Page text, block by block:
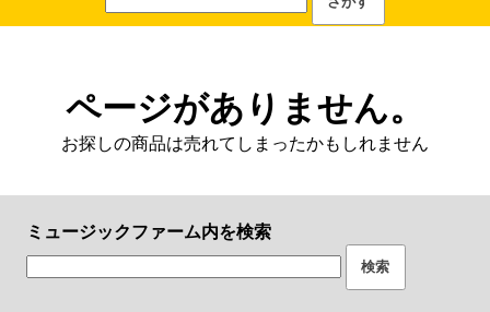
ページがありません。
お探しの商品は売れてしまったかもしれません
ミュージックファーム内を検索